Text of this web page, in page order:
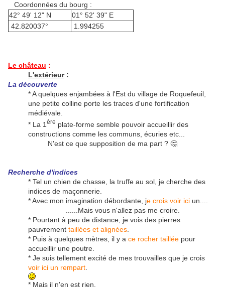
Coordonnées du bourg :
42° 49' 12" N
01° 52' 39" E
42.820037°
1.994255
Le château :
L'extérieur:
La découverte
* A quelques enjambées à l'Est du village de Roquefeuil,
une petite colline porte les traces d'une fortification
médiévale.
* La 1 ère plate-forme semble pouvoir accueillir des
constructions comme les communs, écuries etc...
N'est ce que supposition de ma part ? 🤔
Recherche d'indices
* Tel un chien de chasse, la truffe au sol, je cherche des
indices de maçonnerie.
* Avec mon imagination débordante, je crois voir ici un....
......Mais vous n'allez pas me croire.
* Pourtant à peu de distance, je vois des pierres
pauvrement taillées et alignées
* Puis à quelques mètres, il y a ce rocher taillée pour
accueillir une poutre.
* Je suis tellement excité de mes trouvailles que je crois
voir ici un rempart
* Mais il n'en est rien.